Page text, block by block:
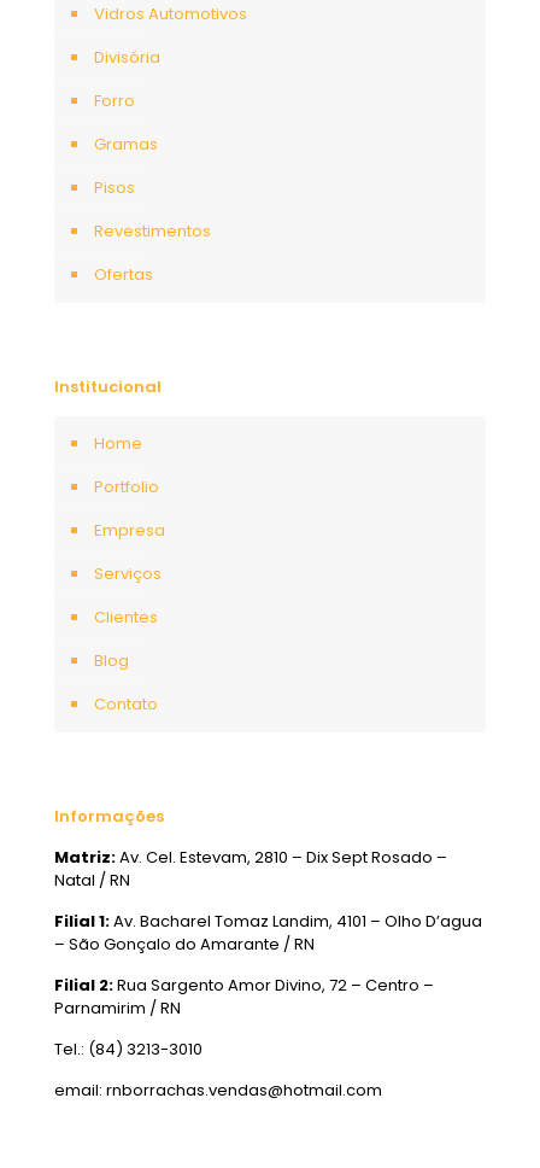
Vidros Automotivos
Divisória
Forro
Gramas
Pisos
Revestimentos
Ofertas
Institucional
Home
Portfolio
Empresa
Serviços
Clientes
Blog
Contato
Informações
Matriz:Av. Cel. Estevam, 2810 – Dix Sept Rosado –
Natal / RN
Filial 1:Av. Bacharel Tomaz Landim, 4101 – Olho D’agua
– São Gonçalo do Amarante / RN
Filial 2:Rua Sargento Amor Divino, 72 – Centro –
Parnamirim / RN
Tel.: (84) 3213-3010
email: rnborrachas.vendas@hotmail.com